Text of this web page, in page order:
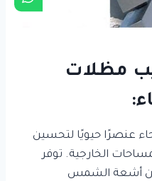
مظلات
عنصرًا حيويًا لتحسين
الخارجية. توفر
من أشعة الشمس